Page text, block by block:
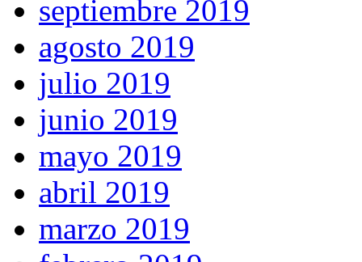
septiembre 2019
agosto 2019
julio 2019
junio 2019
mayo 2019
abril 2019
marzo 2019